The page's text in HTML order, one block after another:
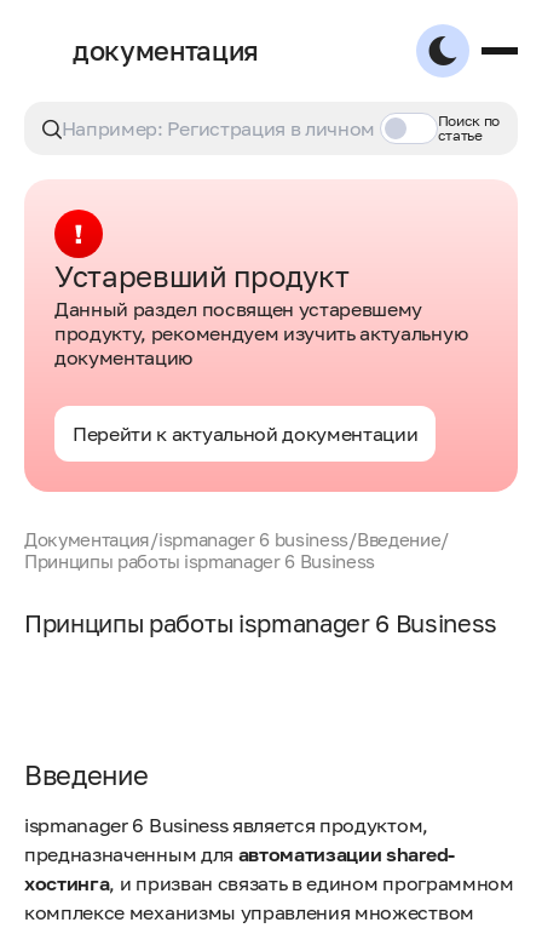
документация
Поиск по
статье
Устаревший продукт
Данный раздел посвящен устаревшему
продукту, рекомендуем изучить актуальную
документацию
Перейти к актуальной документации
Документация/ispmanager 6 business/Введение/
Принципы работы ispmanager 6 Business
Принципы работы ispmanager 6 Business
Введение
ispmanager 6 Business является продуктом,
предназначенным для автоматизации shared-
хостинга, и призван связать в едином программном
комплексе механизмы управления множеством